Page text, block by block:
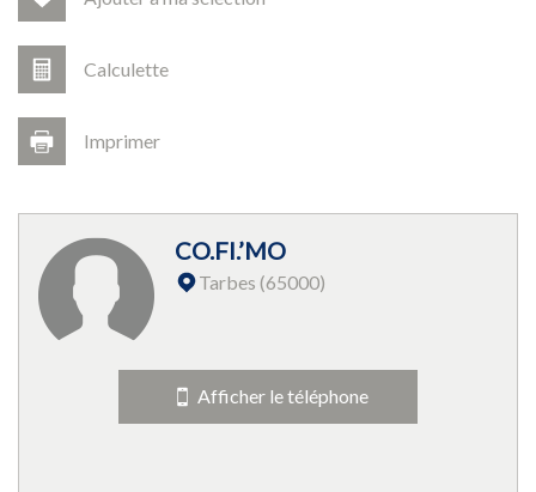
Collège
École maternelle
Calculette
Imprimer
CO.FI.’MO
Tarbes (65000)
Afficher le téléphone